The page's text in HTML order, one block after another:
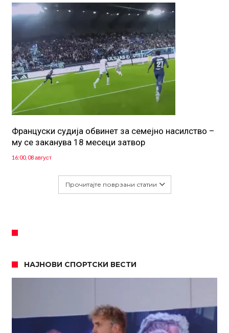
Француски судија обвинет за семејно насилство –
му се заканува 18 месеци затвор
16:00, 08 август
Прочитајте поврзани статии
НАЈНОВИ СПОРТСКИ ВЕСТИ